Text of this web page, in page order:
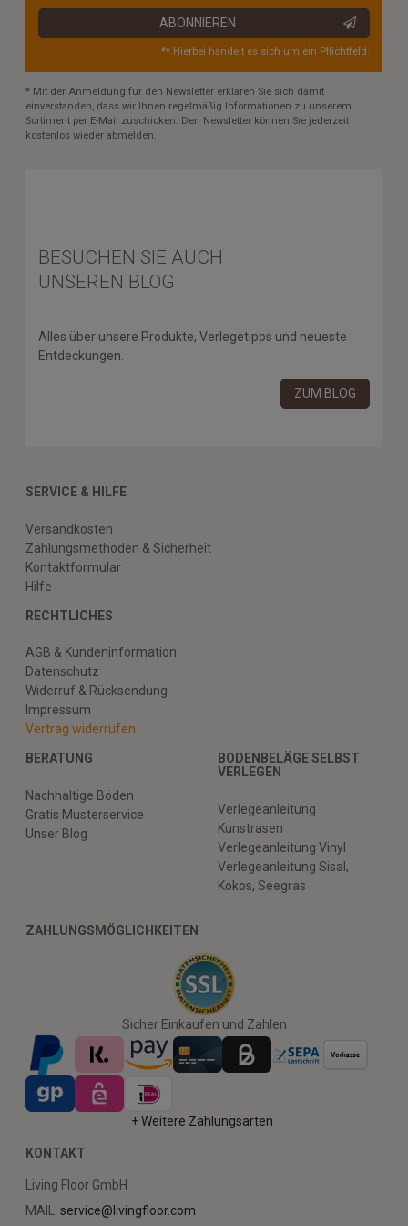
ABONNIEREN
** Hierbei handelt es sich um ein Pflichtfeld.
* Mit der Anmeldung für den Newsletter erklären Sie sich damit
einverstanden, dass wir Ihnen regelmäßig Informationen zu unserem
Sortiment per E-Mail zuschicken. Den Newsletter können Sie jederzeit
kostenlos wieder abmelden.
BESUCHEN SIE AUCH
UNSEREN BLOG
Alles über unsere Produkte, Verlegetipps und neueste
Entdeckungen.
ZUM BLOG
SERVICE & HILFE
Versandkosten
Zahlungsmethoden & Sicherheit
Kontaktformular
Hilfe
RECHTLICHES
AGB & Kundeninformation
Datenschutz
Widerruf & Rücksendung
Impressum
Vertrag widerrufen
BERATUNG
Nachhaltige Böden
Gratis Musterservice
Unser Blog
BODENBELÄGE SELBST
VERLEGEN
Verlegeanleitung
Kunstrasen
Verlegeanleitung Vinyl
Verlegeanleitung Sisal,
Kokos, Seegras
ZAHLUNGSMÖGLICHKEITEN
Sicher Einkaufen und Zahlen
+ Weitere Zahlungsarten
KONTAKT
Living Floor GmbH
MAIL: service@livingfloor.com